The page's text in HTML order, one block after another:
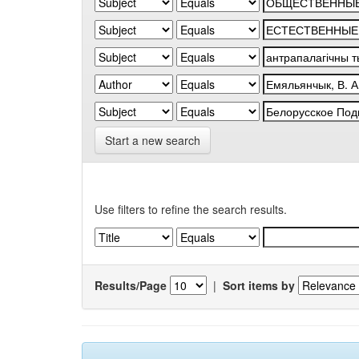
Start a new search
Use filters to refine the search results.
Results/Page | Sort items by